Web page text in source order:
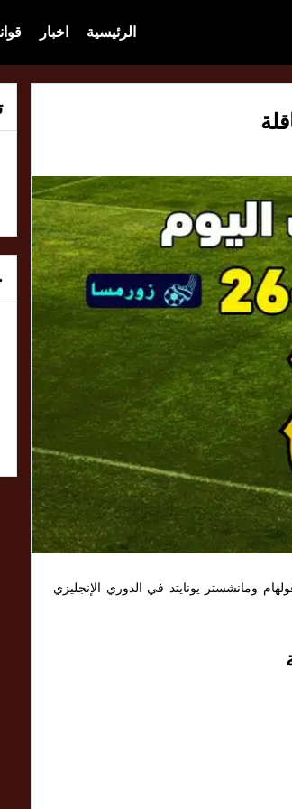
الرئيسية اخبار
أبرزها بين فولهام ومانشستر يونايتد في الدوري الإنجليزي